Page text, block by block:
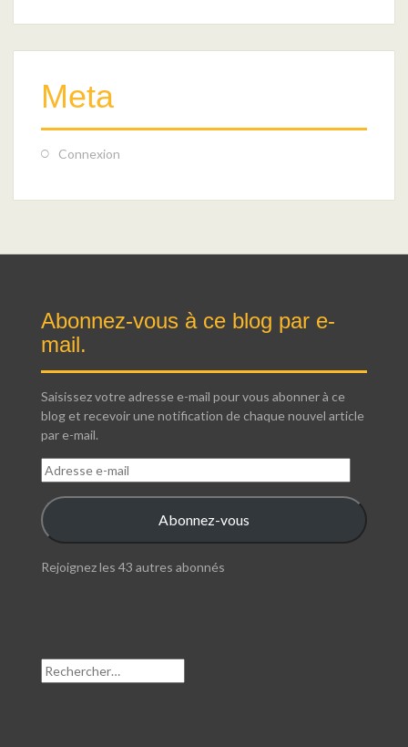
Meta
Connexion
Abonnez-vous à ce blog par e-
mail.
Saisissez votre adresse e-mail pour vous abonner à ce
blog et recevoir une notification de chaque nouvel article
par e-mail.
Adresse
e-
mail
Abonnez-vous
Rejoignez les 43 autres abonnés
Rechercher :